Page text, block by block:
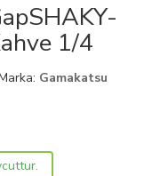
1/4
Gamakatsu